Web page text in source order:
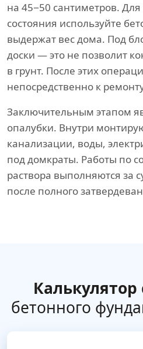
на 45−50 сантиметров.
состояния используйте
выдержат вес дома. Под
доски — это не позволит
в грунт. После этих
непосредственно к
Заключительным этапом
опалубки. Внутри
канализации, воды,
под домкраты. Работы по
раствора выполняются за
после полного
бетонного